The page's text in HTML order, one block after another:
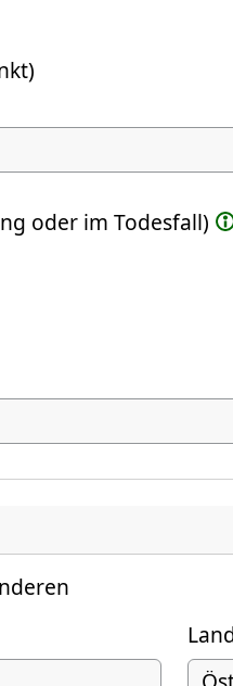
Feld)
oder im Todesfall)